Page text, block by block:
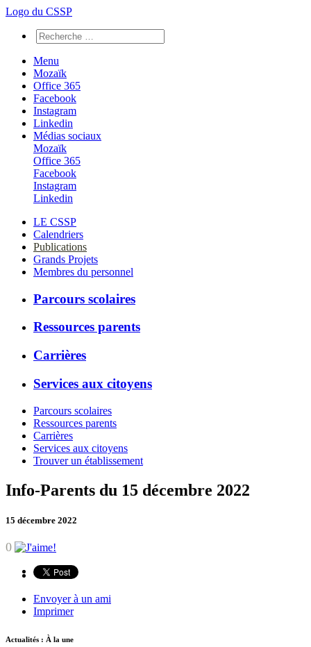
Logo du CSSP
Menu
Mozaïk
Office 365
Facebook
Instagram
Linkedin
Médias sociaux
Mozaïk
Office 365
Facebook
Instagram
Linkedin
LE CSSP
Calendriers
Publications
Grands Projets
Membres du personnel
Parcours scolaires
Ressources parents
Carrières
Services aux citoyens
Parcours scolaires
Ressources parents
Carrières
Services aux citoyens
Trouver un établissement
Info-Parents du 15 décembre 2022
15 décembre 2022
0
Envoyer à un ami
Imprimer
Actualités : À la une